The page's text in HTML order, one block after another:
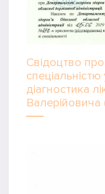
Свідоцтво
діагностика
Валерійовича